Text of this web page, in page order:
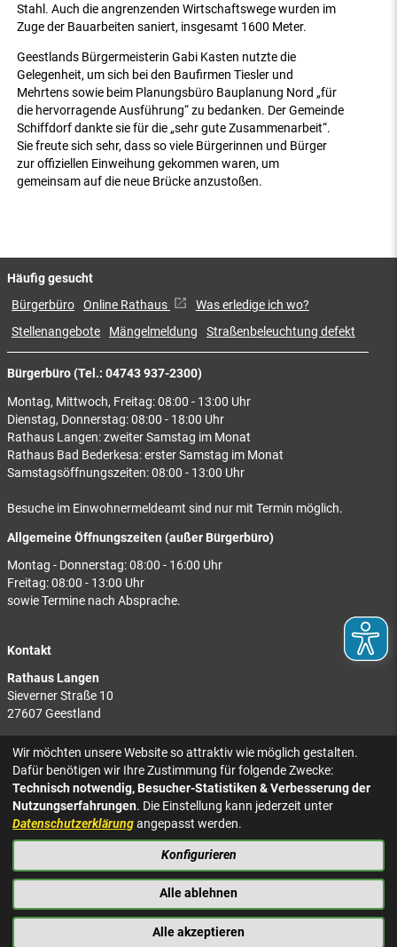
Stahl. Auch die angrenzenden Wirtschaftswege wurden im
Zuge der Bauarbeiten saniert, insgesamt 1600 Meter.
Geestlands Bürgermeisterin Gabi Kasten nutzte die
Gelegenheit, um sich bei den Baufirmen Tiesler und
Mehrtens sowie beim Planungsbüro Bauplanung Nord „für
die hervorragende Ausführung“ zu bedanken. Der Gemeinde
Schiffdorf dankte sie für die „sehr gute Zusammenarbeit“.
Sie freute sich sehr, dass so viele Bürgerinnen und Bürger
zur offiziellen Einweihung gekommen waren, um
gemeinsam auf die neue Brücke anzustoßen.
Bürgerbüro (Tel.: 04743 937-2300)
Montag, Mittwoch, Freitag: 08:00 - 13:00 Uhr
Dienstag, Donnerstag: 08:00 - 18:00 Uhr
Rathaus Langen: zweiter Samstag im Monat
Rathaus Bad Bederkesa: erster Samstag im Monat
Samstagsöffnungszeiten: 08:00 - 13:00 Uhr
Besuche im Einwohnermeldeamt sind nur mit Termin möglich.
Allgemeine Öffnungszeiten (außer Bürgerbüro)
Montag - Donnerstag: 08:00 - 16:00 Uhr
Freitag: 08:00 - 13:00 Uhr
sowie Termine nach Absprache.
Kontakt
Rathaus Langen
Sieverner Straße 10
27607 Geestland
Rathaus Bad Bederkesa
Am Markt 8
27624 Geestland
Tel.: 04743 937-2300
Häufig gesucht
Bürgerbüro Online Rathaus
Was erledige ich wo?
Stellenangebote
Mängelmeldung Straßenbeleuchtung defekt
KONTAKT
IMPRESSUM
DATENSCHUTZ
BARRIEREFREIHEIT
NACH OBEN
Wir möchten unsere Website so attraktiv wie möglich gestalten.
Dafür benötigen wir Ihre Zustimmung für folgende Zwecke:
Technisch notwendig, Besucher-Statistiken & Verbesserung der
Nutzungserfahrungen. Die Einstellung kann jederzeit unter
Datenschutzerklärungangepasst werden.
Konfigurieren
Alle ablehnen
Alle akzeptieren